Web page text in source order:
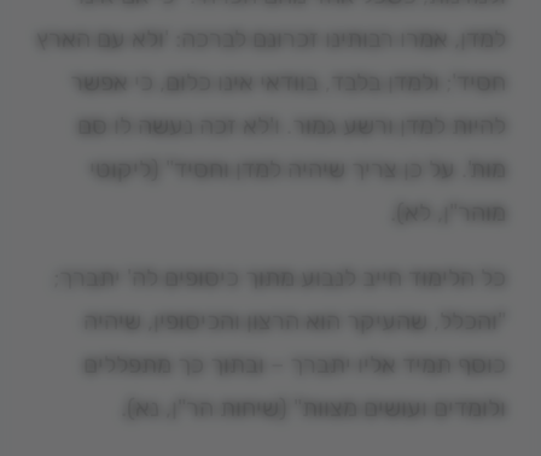
למדן, אמרו רבותינו זכרונם לברכה: 'ולא עם הארץ
חסיד'; ולמדן בלבד, בוודאי אינו כלום, כי אפשר
להיות למדן ורשע גמור. ו'לא זכה נעשה לו סם
מות'. על כן צריך שיהיה למדן וחסיד" (ליקוטי
מוהר"ן, לא).
כל הלימוד חייב לנבוע מתוך כיסופים לה' יתברך;
"והכלל, שהעיקר הוא הרצון והכיסופין, שיהיה
כוסף תמיד אליו יתברך – ובתוך כך מתפללים
ולומדים ועושים מצוות" (שיחות הר"ן, נא).